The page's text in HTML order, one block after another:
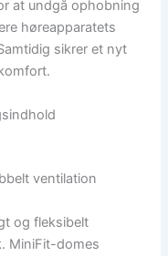
at undgå ophobning
høreapparatets
sikrer et nyt
ventilation
og fleksibelt
MiniFit-domes